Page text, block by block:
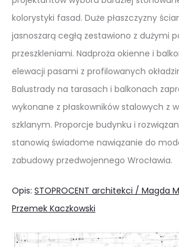
kolorystyki fasad. Duże płaszczyzny
jasnoszarą cegłą zestawiono z dużymi
przeszkleniami. Nadproża okienne i
elewacji pasami z profilowanych
Balustrady na tarasach i balkonach
wykonane z płaskowników stalowych z
szklanym. Proporcje budynku i
stanowią świadome nawiązanie do
zabudowy przedwojennego Wrocławia.
Opis: STOPROCENT architekci / Magda
Przemek Kaczkowski